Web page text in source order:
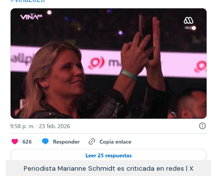
Periodista Marianne Schmidt es criticada en redes | X